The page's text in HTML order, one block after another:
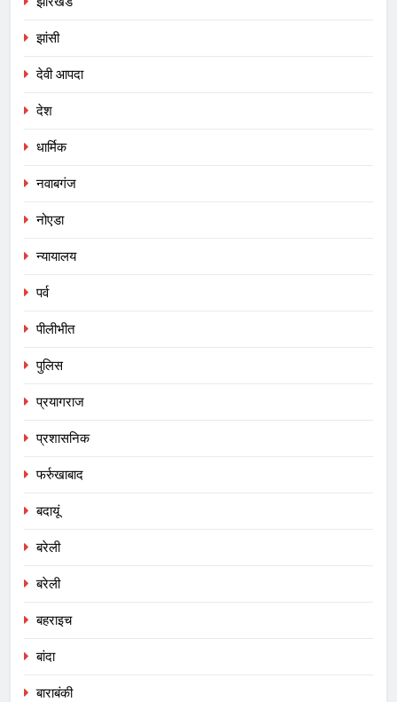
झांसी
देवी आपदा
देश
धार्मिक
नवाबगंज
नोएडा
न्यायालय
पर्व
पीलीभीत
पुलिस
प्रयागराज
प्रशासनिक
फर्रुखाबाद
बदायूं
बरेली
बरेली
बहराइच
बांदा
बाराबंकी